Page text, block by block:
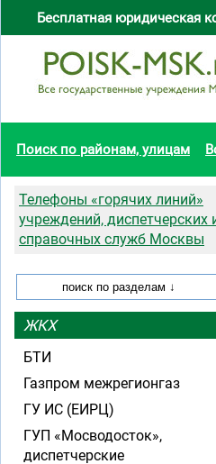
Бесплатная юридическая
Поиск по районам, улицам
Телефоны «горячих линий»
учреждений, диспетчерских
справочных служб Москвы
ЖКХ
БТИ
Газпром межрегионгаз
ГУ ИС (ЕИРЦ)
ГУП «Мосводосток»,
диспетчерские